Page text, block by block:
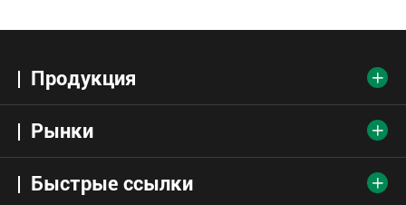
Продукция 
Рынки 
Быстрые ссылки 